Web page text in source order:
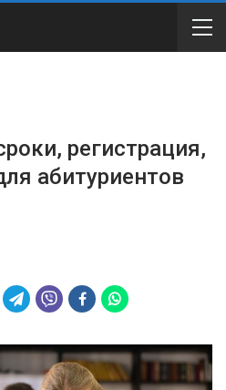
регистрация,
абитуриентов